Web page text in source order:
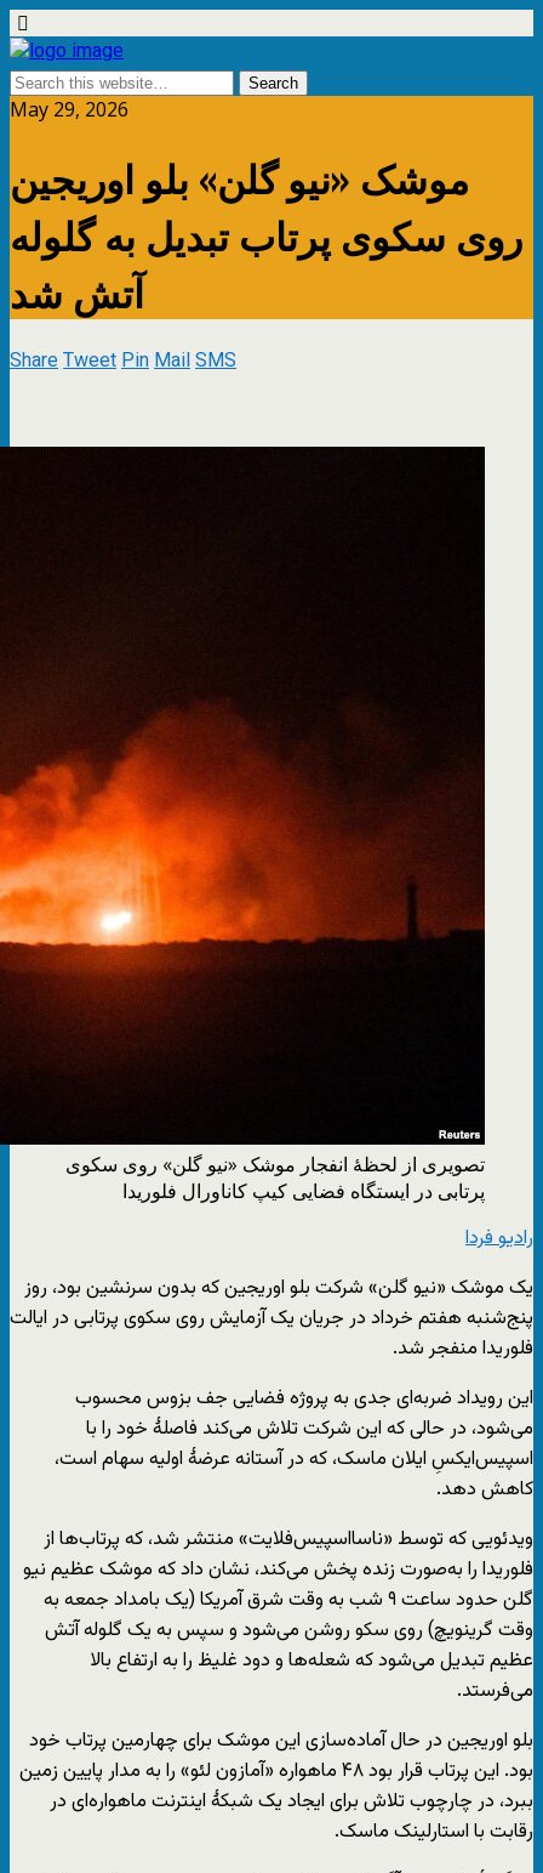
May 29, 2026
موشک «نیو گلن» بلو اوریجین
روی سکوی پرتاب تبدیل به گلوله
آتش شد
ShareTweetPinMailSMS
تصویری از لحظهٔ انفجار موشک «نیو گلن» روی سکوی
پرتابی در ایستگاه فضایی کیپ کاناورال فلوریدا
رادیو فردا
یک موشک «نیو گلن» شرکت بلو اوریجین که بدون سرنشین بود، روز
پنج‌شنبه هفتم خرداد در جریان یک آزمایش روی سکوی پرتابی در ایالت
فلوریدا منفجر شد.
این رویداد ضربه‌ای جدی به پروژه فضایی جف بزوس محسوب
می‌شود، در حالی که این شرکت تلاش می‌کند فاصلهٔ خود را با
اسپیس‌ایکسِ ایلان ماسک، که در آستانه عرضهٔ اولیه سهام است،
کاهش دهد.
ویدئویی که توسط «ناسا‌اسپیس‌فلایت» منتشر شد، که پرتاب‌ها از
فلوریدا را به‌صورت زنده پخش می‌کند، نشان داد که موشک عظیم نیو
گلن حدود ساعت ۹ شب به وقت شرق آمریکا (یک بامداد جمعه به
وقت گرینویچ) روی سکو روشن می‌شود و سپس به یک گلوله آتش
عظیم تبدیل می‌شود که شعله‌ها و دود غلیظ را به ارتفاع بالا
می‌فرستد.
بلو اوریجین در حال آماده‌سازی این موشک برای چهارمین پرتاب خود
بود. این پرتاب قرار بود ۴۸ ماهواره «آمازون لئو» را به مدار پایین زمین
ببرد، در چارچوب تلاش برای ایجاد یک شبکهٔ اینترنت ماهواره‌ای در
رقابت با استارلینک ماسک.